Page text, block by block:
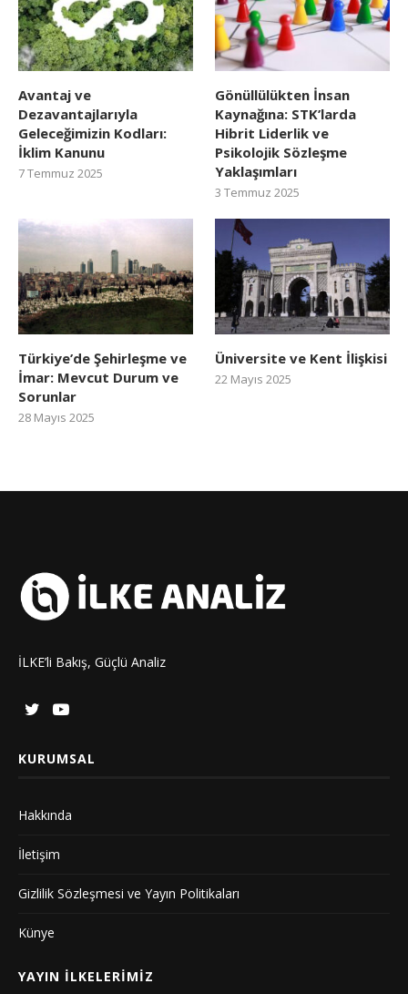
Avantaj ve
Dezavantajlarıyla
Geleceğimizin Kodları:
İklim Kanunu
7 Temmuz 2025
Gönüllülükten İnsan
Kaynağına: STK’larda
Hibrit Liderlik ve
Psikolojik Sözleşme
Yaklaşımları
3 Temmuz 2025
Türkiye’de Şehirleşme ve
İmar: Mevcut Durum ve
Sorunlar
28 Mayıs 2025
Üniversite ve Kent İlişkisi
22 Mayıs 2025
İLKE’li Bakış, Güçlü Analiz
KURUMSAL
Hakkında
İletişim
Gizlilik Sözleşmesi ve Yayın Politikaları
Künye
YAYIN İLKELERIMIZ